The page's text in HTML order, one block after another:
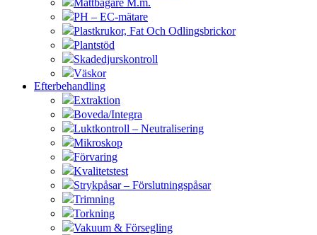
Måttbägare M.m.
PH – EC-mätare
Plastkrukor, Fat Och Odlingsbrickor
Plantstöd
Skadedjurskontroll
Väskor
Efterbehandling
Extraktion
Boveda/Integra
Luktkontroll – Neutralisering
Mikroskop
Förvaring
Kvalitetstest
Strykpåsar – Förslutningspåsar
Trimning
Torkning
Vakuum & Försegling